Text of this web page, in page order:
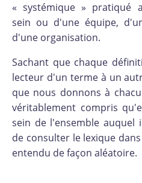
« systémique » pratiqué
sein ou d'une équipe,
d'une organisation.
Sachant que chaque
lecteur d'un terme à un
que nous donnons à
véritablement compris
sein de l'ensemble auquel
de consulter le lexique
entendu de façon aléatoire.